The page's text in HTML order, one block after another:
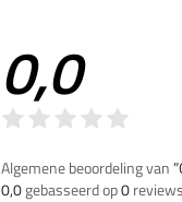
0,0
Algemene beoordeling van
0,0gebasseerd op0reviews